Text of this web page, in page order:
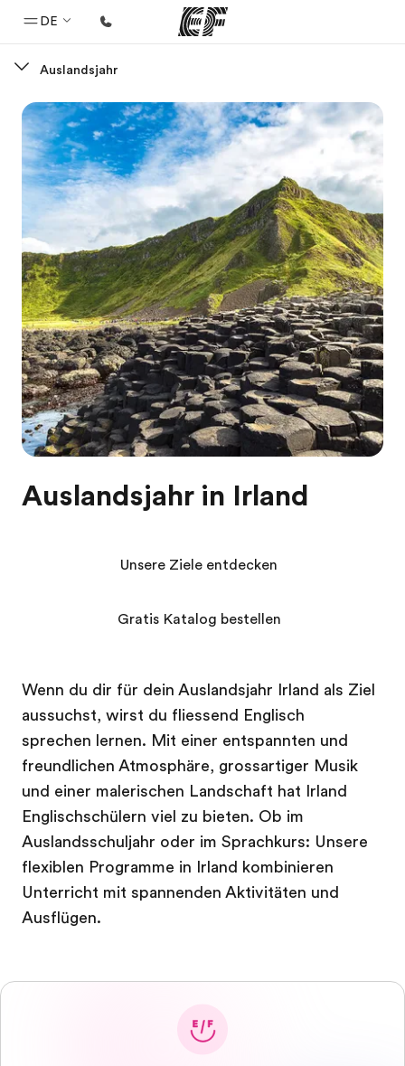
DE
Willkommen bei EF
Programme
Alle Programme ansehen
Büros
Büros in der Nähe
Über uns
Wer wir sind
Karriere
Teil des Teams werden
Auslandsjahr
Auslandsjahr in Irland
Wenn du dir für dein Auslandsjahr Irland als Ziel
aussuchst, wirst du fliessend Englisch
sprechen lernen. Mit einer entspannten und
freundlichen Atmosphäre, grossartiger Musik
und einer malerischen Landschaft hat Irland
Englischschülern viel zu bieten. Ob im
Auslandsschuljahr oder im Sprachkurs: Unsere
flexiblen Programme in Irland kombinieren
Unterricht mit spannenden Aktivitäten und
Ausflügen.
Unsere Ziele entdecken
Gratis Katalog bestellen